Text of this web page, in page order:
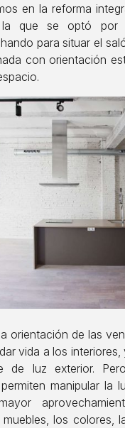
en la reforma
que se optó por
para situar el
con orientación
orientación de las
vida a los
de luz exterior.
manipular la
los colores,